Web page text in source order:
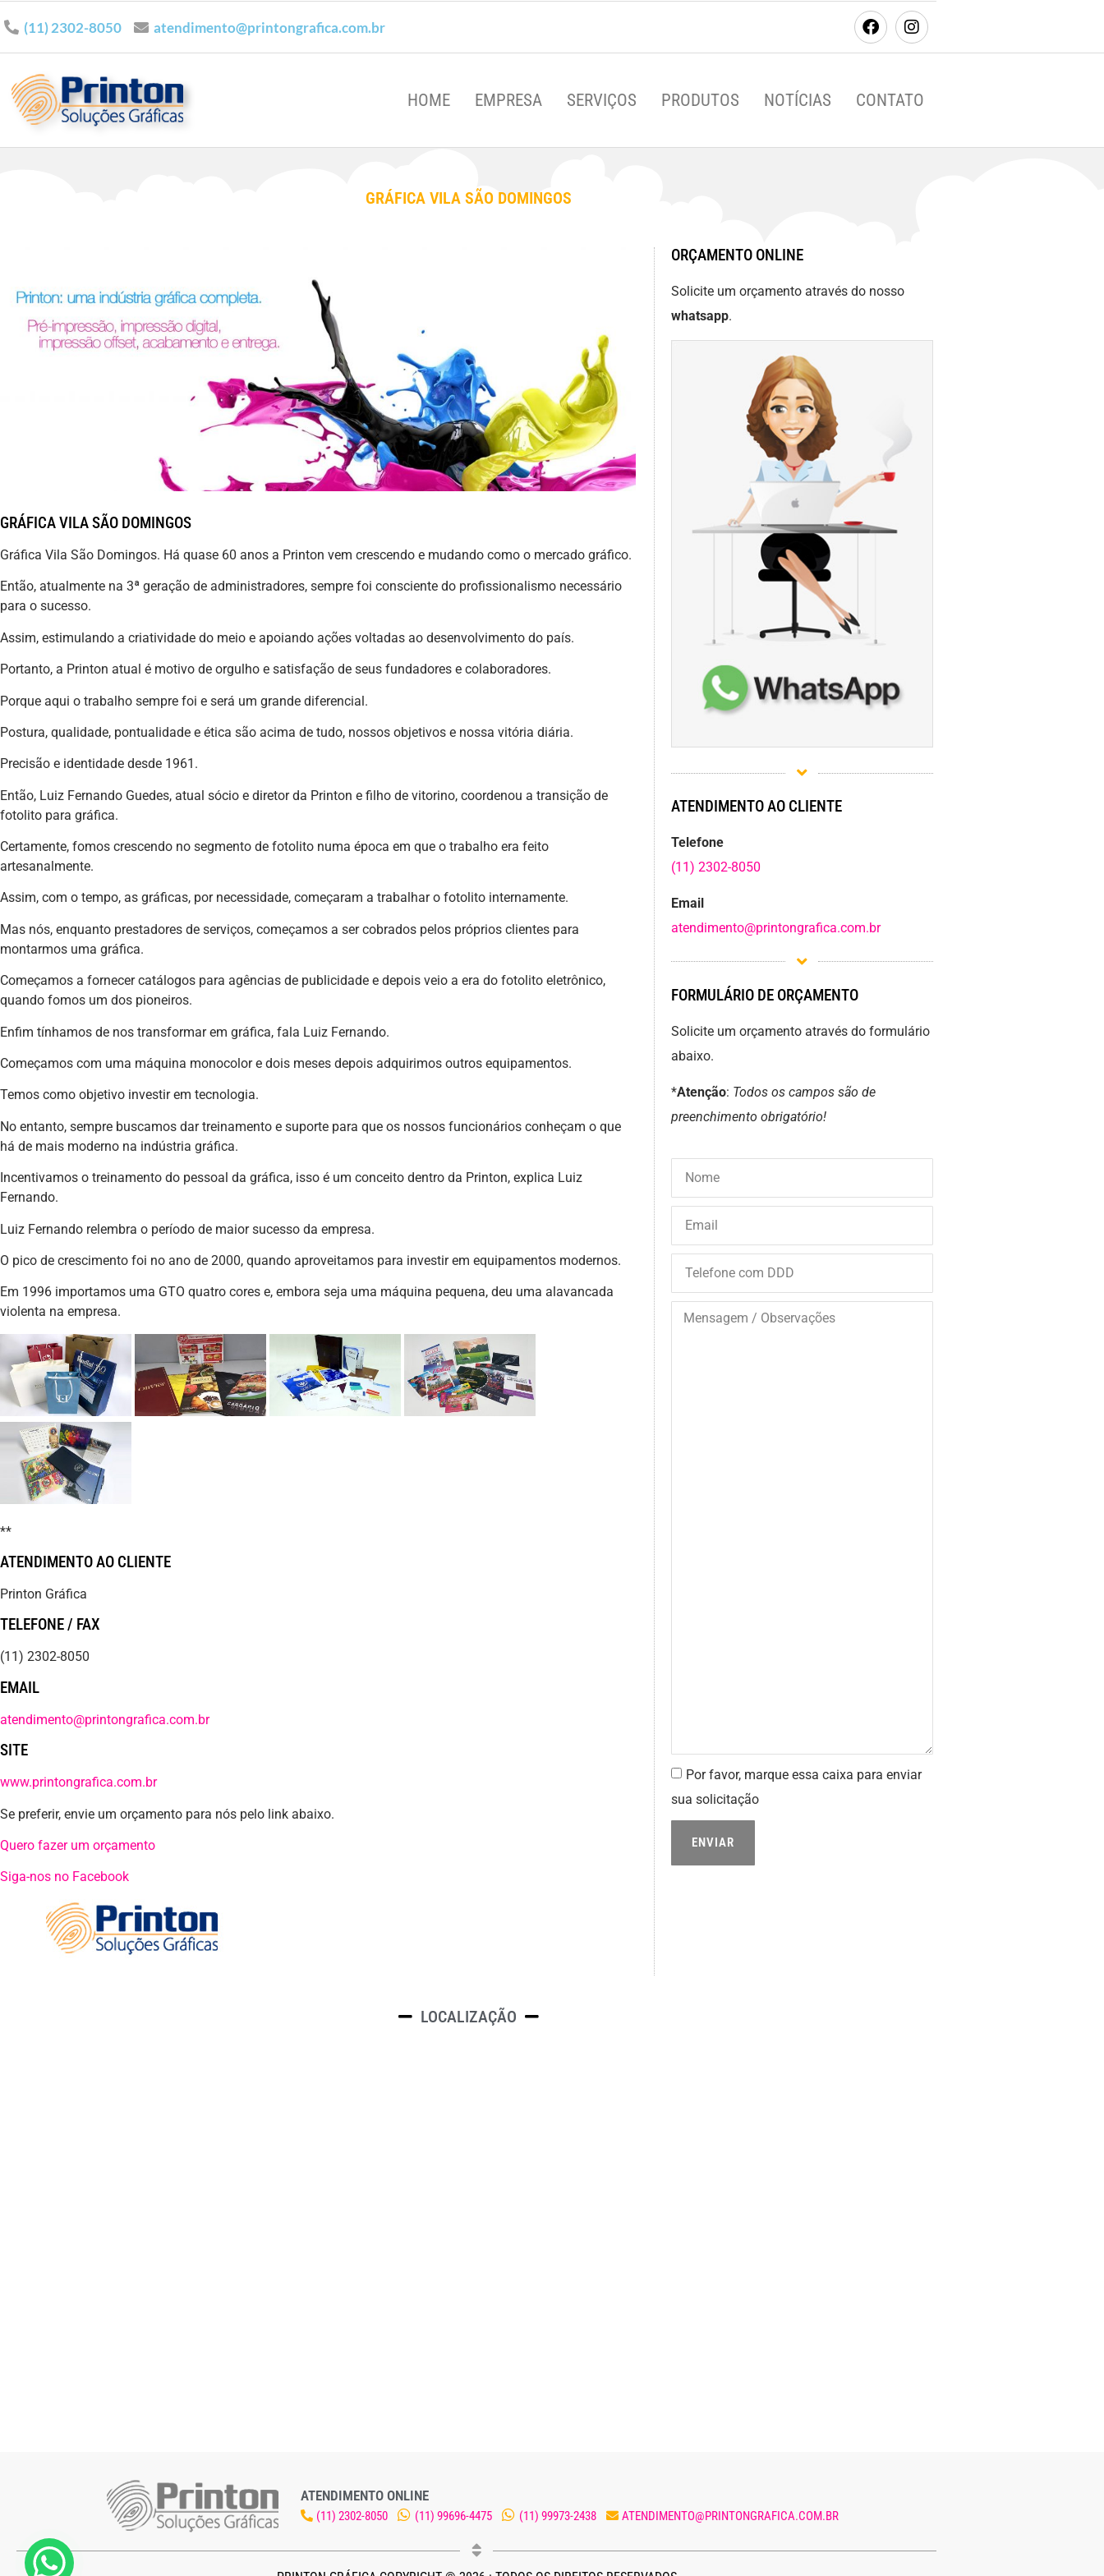
(11) 2302-8050 atendimento@printongrafica.com.br
HOME EMPRESA SERVIÇOS PRODUTOS NOTÍCIAS CONTATO
GRÁFICA VILA SÃO DOMINGOS
GRÁFICA VILA SÃO DOMINGOS
Gráfica Vila São Domingos. Há quase 60 anos a Printon vem crescendo e mudando como o mercado gráfico.
Então, atualmente na 3ª geração de administradores, sempre foi consciente do profissionalismo necessário
para o sucesso.
Assim, estimulando a criatividade do meio e apoiando ações voltadas ao desenvolvimento do país.
Portanto, a Printon atual é motivo de orgulho e satisfação de seus fundadores e colaboradores.
Porque aqui o trabalho sempre foi e será um grande diferencial.
Postura, qualidade, pontualidade e ética são acima de tudo, nossos objetivos e nossa vitória diária.
Precisão e identidade desde 1961.
Então, Luiz Fernando Guedes, atual sócio e diretor da Printon e filho de vitorino, coordenou a transição de
fotolito para gráfica.
Certamente, fomos crescendo no segmento de fotolito numa época em que o trabalho era feito
artesanalmente.
Assim, com o tempo, as gráficas, por necessidade, começaram a trabalhar o fotolito internamente.
Mas nós, enquanto prestadores de serviços, começamos a ser cobrados pelos próprios clientes para
montarmos uma gráfica.
Começamos a fornecer catálogos para agências de publicidade e depois veio a era do fotolito eletrônico,
quando fomos um dos pioneiros.
Enfim tínhamos de nos transformar em gráfica, fala Luiz Fernando.
Começamos com uma máquina monocolor e dois meses depois adquirimos outros equipamentos.
Temos como objetivo investir em tecnologia.
No entanto, sempre buscamos dar treinamento e suporte para que os nossos funcionários conheçam o que
há de mais moderno na indústria gráfica.
Incentivamos o treinamento do pessoal da gráfica, isso é um conceito dentro da Printon, explica Luiz
Fernando.
Luiz Fernando relembra o período de maior sucesso da empresa.
O pico de crescimento foi no ano de 2000, quando aproveitamos para investir em equipamentos modernos.
Em 1996 importamos uma GTO quatro cores e, embora seja uma máquina pequena, deu uma alavancada
violenta na empresa.
**
ATENDIMENTO AO CLIENTE
Printon Gráfica
TELEFONE / FAX
(11) 2302-8050
EMAIL
atendimento@printongrafica.com.br
SITE
www.printongrafica.com.br
Se preferir, envie um orçamento para nós pelo link abaixo.
Quero fazer um orçamento
Siga-nos no Facebook
ORÇAMENTO ONLINE
Solicite um orçamento através do nosso
whatsapp.
ATENDIMENTO AO CLIENTE
Telefone
(11) 2302-8050
Email
atendimento@printongrafica.com.br
FORMULÁRIO DE ORÇAMENTO
Solicite um orçamento através do formulário
abaixo.
*Atenção: Todos os campos são de
preenchimento obrigatório!
Por favor, marque essa caixa para enviar
sua solicitação
ENVIAR
LOCALIZAÇÃO
ATENDIMENTO ONLINE
(11) 2302-8050 (11) 99696-4475 (11) 99973-2438 ATENDIMENTO@PRINTONGRAFICA.COM.BR